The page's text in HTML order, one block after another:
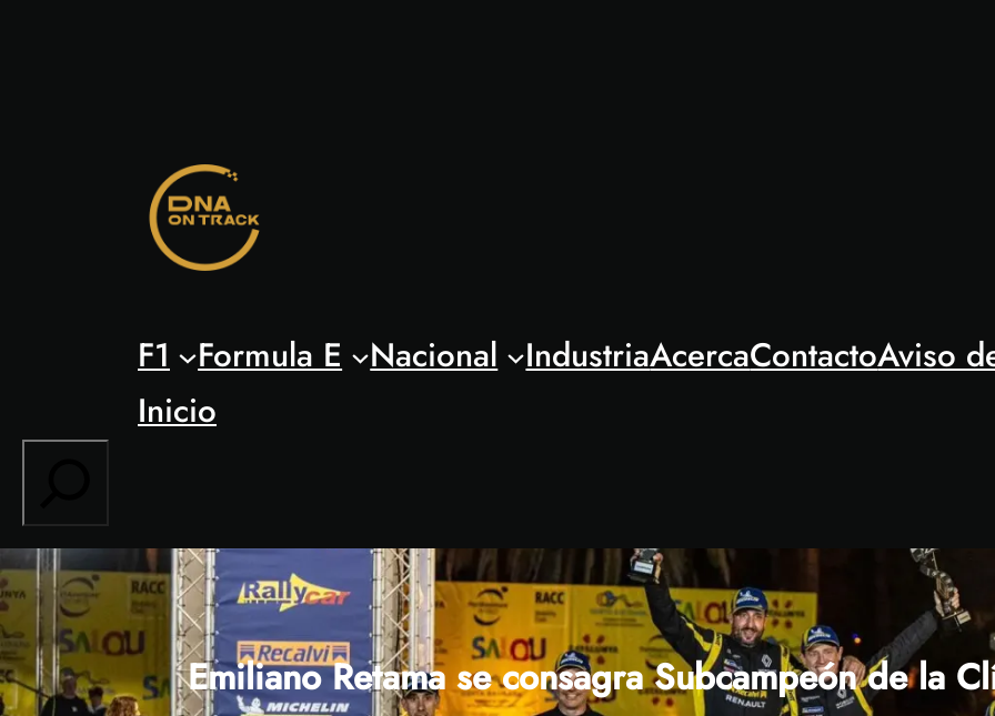
F1 Formula E Nacional IndustriaAcercaContactoAviso
Inicio
Emiliano Retama se consagra Subcampeón de la